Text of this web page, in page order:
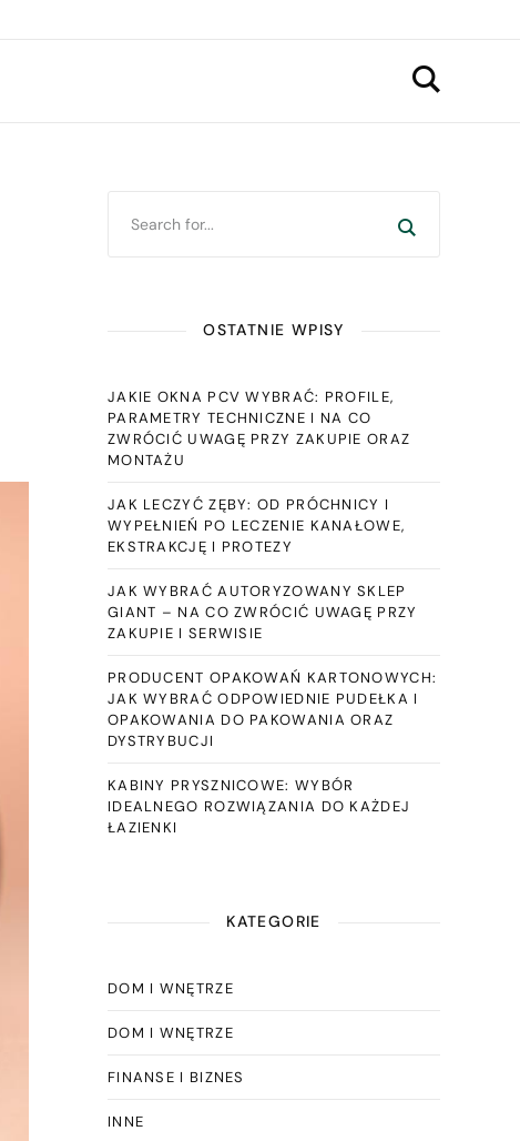
OSTATNIE WPISY
JAKIE OKNA PCV WYBRAĆ: PROFILE,
PARAMETRY TECHNICZNE I NA CO
ZWRÓCIĆ UWAGĘ PRZY ZAKUPIE ORAZ
MONTAŻU
JAK LECZYĆ ZĘBY: OD PRÓCHNICY I
WYPEŁNIEŃ PO LECZENIE KANAŁOWE,
EKSTRAKCJĘ I PROTEZY
JAK WYBRAĆ AUTORYZOWANY SKLEP
GIANT – NA CO ZWRÓCIĆ UWAGĘ PRZY
ZAKUPIE I SERWISIE
PRODUCENT OPAKOWAŃ KARTONOWYCH:
JAK WYBRAĆ ODPOWIEDNIE PUDEŁKA I
OPAKOWANIA DO PAKOWANIA ORAZ
DYSTRYBUCJI
KABINY PRYSZNICOWE: WYBÓR
IDEALNEGO ROZWIĄZANIA DO KAŻDEJ
ŁAZIENKI
KATEGORIE
DOM I WNĘTRZE
DOM I WNĘTRZE
FINANSE I BIZNES
INNE